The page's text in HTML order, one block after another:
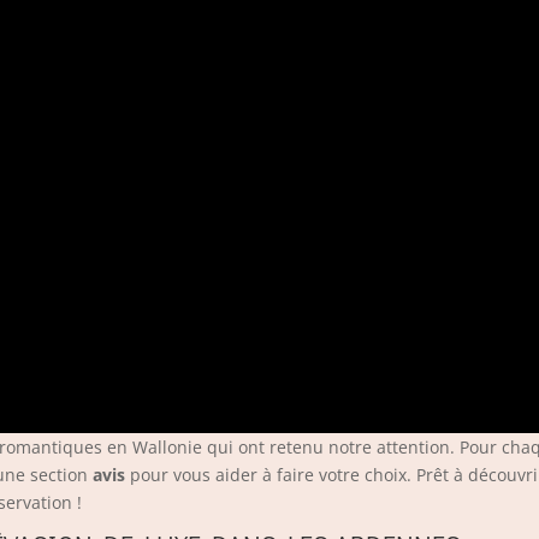
en Wallonie qui ont retenu notre attention. Pour
sectionavis pour vous aider à faire votre choix. Prêt à
!